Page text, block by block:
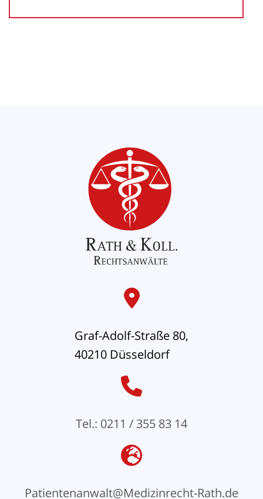
Graf-Adolf-Straße 80,
40210 Düsseldorf
Tel.: 0211 / 355 83 14
Patientenanwalt@Medizinrecht-Rath.de